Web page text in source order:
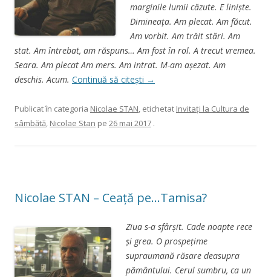
marginile lumii căzute. E linişte.
Dimineaţa. Am plecat. Am făcut.
Am vorbit. Am trăit stări. Am
stat. Am întrebat, am răspuns… Am fost în rol. A trecut vremea.
Seara. Am plecat Am mers. Am intrat. M-am aşezat. Am
deschis. Acum. Continuă să citești →
Publicat în categoria Nicolae STAN, etichetat Invitaţi la Cultura de
sâmbătă, Nicolae Stan pe 26 mai 2017 .
Nicolae STAN – Ceață pe…Tamisa?
Ziua s-a sfârşit. Cade noapte rece
şi grea. O prospeţime
supraumană răsare deasupra
pământului. Cerul sumbru, ca un